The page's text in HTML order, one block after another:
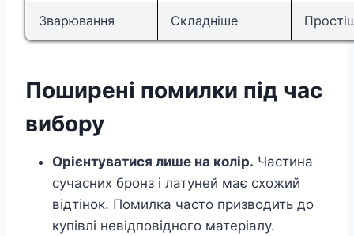
Зварювання Складніше
Поширені помилки під час
вибору
Орієнтуватися лише на колір. Частина
сучасних бронз і латуней має схожий
відтінок. Помилка часто призводить до
купівлі невідповідного матеріалу.